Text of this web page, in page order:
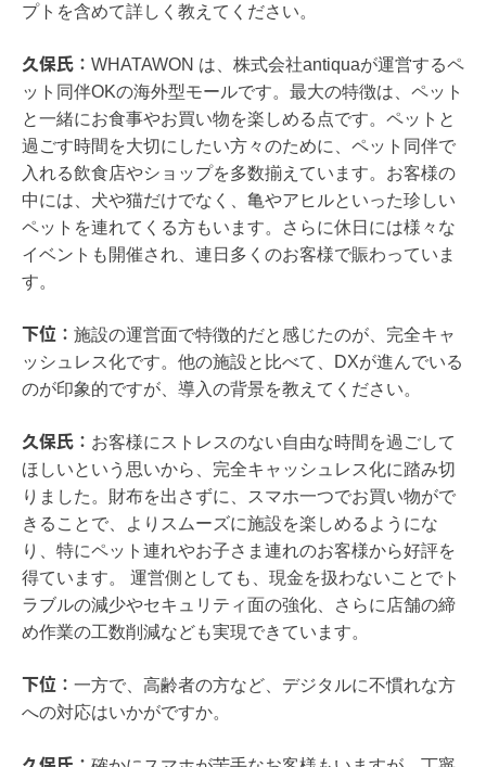
プトを含めて詳しく教えてください。
久保氏： WHATAWON は、株式会社antiquaが運営するペ
ット同伴OKの海外型モールです。最大の特徴は、ペット
と一緒にお食事やお買い物を楽しめる点です。ペットと
過ごす時間を大切にしたい方々のために、ペット同伴で
入れる飲食店やショップを多数揃えています。お客様の
中には、犬や猫だけでなく、亀やアヒルといった珍しい
ペットを連れてくる方もいます。さらに休日には様々な
イベントも開催され、連日多くのお客様で賑わっていま
す。
下位： 施設の運営面で特徴的だと感じたのが、完全キャ
ッシュレス化です。他の施設と比べて、DXが進んでいる
のが印象的ですが、導入の背景を教えてください。
久保氏： お客様にストレスのない自由な時間を過ごして
ほしいという思いから、完全キャッシュレス化に踏み切
りました。財布を出さずに、スマホ一つでお買い物がで
きることで、よりスムーズに施設を楽しめるようにな
り、特にペット連れやお子さま連れのお客様から好評を
得ています。 運営側としても、現金を扱わないことでト
ラブルの減少やセキュリティ面の強化、さらに店舗の締
め作業の工数削減なども実現できています。
下位： 一方で、高齢者の方など、デジタルに不慣れな方
への対応はいかがですか。